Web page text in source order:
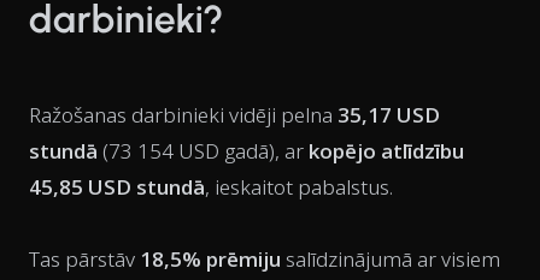
darbinieki?
Ražošanas darbinieki vidēji pelna 35,17 USD
stundā (73 154 USD gadā), ar kopējo atlīdzību
45,85 USD stundā, ieskaitot pabalstus.
Tas pārstāv 18,5% prēmiju salīdzinājumā ar visiem